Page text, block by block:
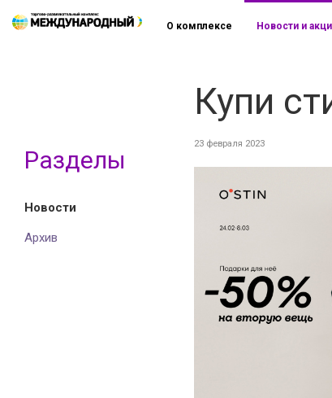
Разделы
Новости
Архив
О комплексе Новости и
Купи
23 февраля 2023